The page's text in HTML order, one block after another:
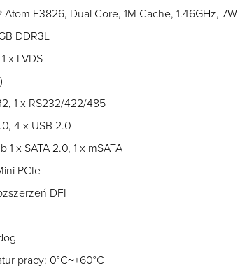
Atom E3826, Dual Core, 1M Cache, 1.46GHz, 7W
DDR3L
x LVDS
1 x RS232/422/485
4 x USB 2.0
1 x SATA 2.0, 1 x mSATA
PCIe
DFI
pracy: 0°C~+60°C